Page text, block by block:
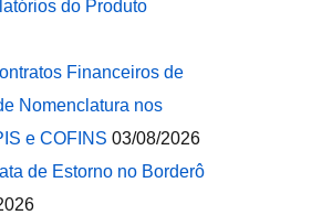
do Produto
Financeiros de
Nomenclatura nos
e COFINS 03/08/2026
de Estorno no Borderô